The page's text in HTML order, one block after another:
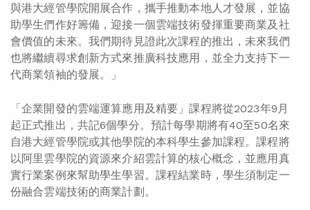
與港大經管學院開展合作，攜手推動本地人才發展，並協
助學生們作好籌備，迎接一個雲端技術發揮重要商業及社
會價值的未來。我們期待見證此次課程的推出，未來我們
也將繼續尋求創新方式來推廣科技應用，並全力支持下一
代商業領袖的發展。」
「企業開發的雲端運算應用及精要」課程將從2023年9月
起正式推出，共記6個學分。預計每學期將有40至50名來
自港大經管學院或其他學院的本科學生參加課程。課程將
以阿里雲學院的資源來介紹雲計算的核心概念，並應用真
實行業案例來幫助學生學習。課程結業時，學生須制定一
份融合雲端技術的商業計劃。